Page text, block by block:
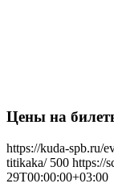
Цены на
https://kuda-spb.ru/
titikaka/ 500 https://
29T00:00:00+03:00